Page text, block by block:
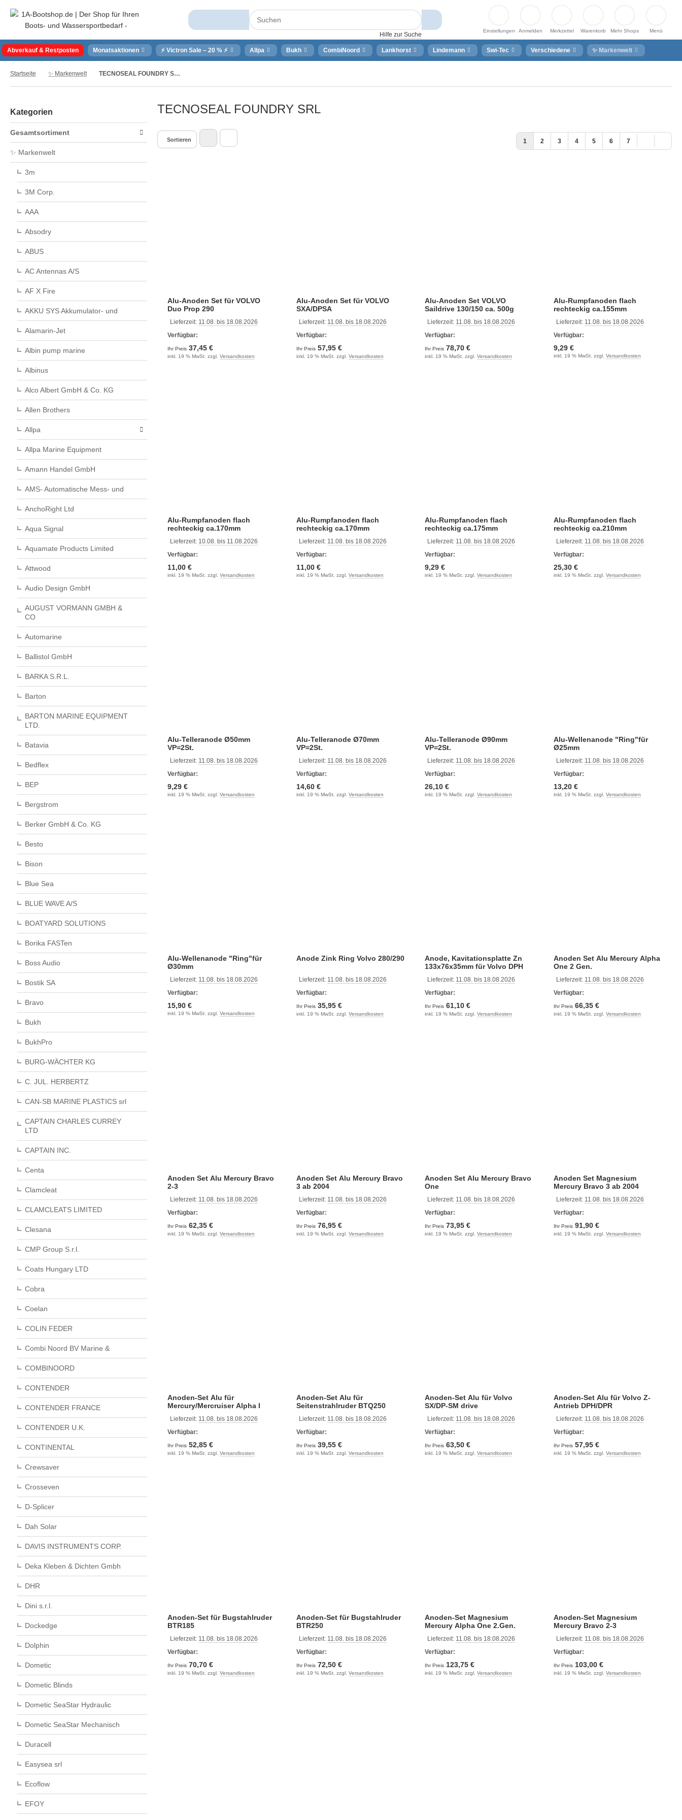
Hilfe zur Suche Einstellungen Anmelden Merkzettel Warenkorb Mehr Shops Menü
Abverkauf & Restposten Monatsaktionen ⚡ Victron Sale – 20 % ⚡ Allpa Bukh CombiNoord Lankhorst Lindemann Swi-Tec Verschiedene ✨ Markenwelt
Startseite ✨ Markenwelt TECNOSEAL FOUNDRY SRL
Kategorien
Gesamtsortiment
✨ Markenwelt
3m
3M Corp.
AAA
Absodry
ABUS
AC Antennas A/S
AF X Fire
AKKU SYS Akkumulator- und
Alamarin-Jet
Albin pump marine
Albinus
Alco Albert GmbH & Co. KG
Allen Brothers
Allpa
Allpa Marine Equipment
Amann Handel GmbH
AMS- Automatische Mess- und
AnchoRight Ltd
Aqua Signal
Aquamate Products Limited
Attwood
Audio Design GmbH
AUGUST VORMANN GMBH &
CO
Automarine
Ballistol GmbH
BARKA S.R.L.
Barton
BARTON MARINE EQUIPMENT
LTD.
Batavia
Bedflex
BEP
Bergstrom
Berker GmbH & Co. KG
Besto
Bison
Blue Sea
BLUE WAVE A/S
BOATYARD SOLUTIONS
Borika FASTen
Boss Audio
Bostik SA
Bravo
Bukh
BukhPro
BURG-WÄCHTER KG
C. JUL. HERBERTZ
CAN-SB MARINE PLASTICS srl
CAPTAIN CHARLES CURREY
LTD
CAPTAIN INC.
Centa
Clamcleat
CLAMCLEATS LIMITED
Clesana
CMP Group S.r.l.
Coats Hungary LTD
Cobra
Coelan
COLIN FEDER
Combi Noord BV Marine &
COMBINOORD
CONTENDER
CONTENDER FRANCE
CONTENDER U.K.
CONTINENTAL
Crewsaver
Crosseven
D-Splicer
Dah Solar
DAVIS INSTRUMENTS CORP.
Deka Kleben & Dichten Gmbh
DHR
Dini s.r.l.
Dockedge
Dolphin
Dometic
Dometic Blinds
Dometic SeaStar Hydraulic
Dometic SeaStar Mechanisch
Duracell
Easysea srl
Ecoflow
EFOY
TECNOSEAL FOUNDRY SRL
Sortieren 1 2 3 4 5 6 7
Alu-Anoden Set für VOLVO
Duo Prop 290
Lieferzeit: 11.08. bis 18.08.2026
Verfügbar:
Ihr Preis 37,45 €
inkl. 19 % MwSt. zzgl. Versandkosten
Alu-Anoden Set für VOLVO
SXA/DPSA
Lieferzeit: 11.08. bis 18.08.2026
Verfügbar:
Ihr Preis 57,95 €
inkl. 19 % MwSt. zzgl. Versandkosten
Alu-Anoden Set VOLVO
Saildrive 130/150 ca. 500g
Lieferzeit: 11.08. bis 18.08.2026
Verfügbar:
Ihr Preis 78,70 €
inkl. 19 % MwSt. zzgl. Versandkosten
Alu-Rumpfanoden flach
rechteckig ca.155mm
Lieferzeit: 11.08. bis 18.08.2026
Verfügbar:
9,29 €
inkl. 19 % MwSt. zzgl. Versandkosten
Alu-Rumpfanoden flach
rechteckig ca.170mm
Lieferzeit: 10.08. bis 11.08.2026
Verfügbar:
11,00 €
inkl. 19 % MwSt. zzgl. Versandkosten
Alu-Rumpfanoden flach
rechteckig ca.170mm
Lieferzeit: 11.08. bis 18.08.2026
Verfügbar:
11,00 €
inkl. 19 % MwSt. zzgl. Versandkosten
Alu-Rumpfanoden flach
rechteckig ca.175mm
Lieferzeit: 11.08. bis 18.08.2026
Verfügbar:
9,29 €
inkl. 19 % MwSt. zzgl. Versandkosten
Alu-Rumpfanoden flach
rechteckig ca.210mm
Lieferzeit: 11.08. bis 18.08.2026
Verfügbar:
25,30 €
inkl. 19 % MwSt. zzgl. Versandkosten
Alu-Telleranode Ø50mm
VP=2St.
Lieferzeit: 11.08. bis 18.08.2026
Verfügbar:
9,29 €
inkl. 19 % MwSt. zzgl. Versandkosten
Alu-Telleranode Ø70mm
VP=2St.
Lieferzeit: 11.08. bis 18.08.2026
Verfügbar:
14,60 €
inkl. 19 % MwSt. zzgl. Versandkosten
Alu-Telleranode Ø90mm
VP=2St.
Lieferzeit: 11.08. bis 18.08.2026
Verfügbar:
26,10 €
inkl. 19 % MwSt. zzgl. Versandkosten
Alu-Wellenanode "Ring"für
Ø25mm
Lieferzeit: 11.08. bis 18.08.2026
Verfügbar:
13,20 €
inkl. 19 % MwSt. zzgl. Versandkosten
Alu-Wellenanode "Ring"für
Ø30mm
Lieferzeit: 11.08. bis 18.08.2026
Verfügbar:
15,90 €
inkl. 19 % MwSt. zzgl. Versandkosten
Anode Zink Ring Volvo 280/290
Lieferzeit: 11.08. bis 18.08.2026
Verfügbar:
Ihr Preis 35,95 €
inkl. 19 % MwSt. zzgl. Versandkosten
Anode, Kavitationsplatte Zn
133x76x35mm für Volvo DPH
Lieferzeit: 11.08. bis 18.08.2026
Verfügbar:
Ihr Preis 61,10 €
inkl. 19 % MwSt. zzgl. Versandkosten
Anoden Set Alu Mercury Alpha
One 2 Gen.
Lieferzeit: 11.08. bis 18.08.2026
Verfügbar:
Ihr Preis 66,35 €
inkl. 19 % MwSt. zzgl. Versandkosten
Anoden Set Alu Mercury Bravo
2-3
Lieferzeit: 11.08. bis 18.08.2026
Verfügbar:
Ihr Preis 62,35 €
inkl. 19 % MwSt. zzgl. Versandkosten
Anoden Set Alu Mercury Bravo
3 ab 2004
Lieferzeit: 11.08. bis 18.08.2026
Verfügbar:
Ihr Preis 76,95 €
inkl. 19 % MwSt. zzgl. Versandkosten
Anoden Set Alu Mercury Bravo
One
Lieferzeit: 11.08. bis 18.08.2026
Verfügbar:
Ihr Preis 73,95 €
inkl. 19 % MwSt. zzgl. Versandkosten
Anoden Set Magnesium
Mercury Bravo 3 ab 2004
Lieferzeit: 11.08. bis 18.08.2026
Verfügbar:
Ihr Preis 91,90 €
inkl. 19 % MwSt. zzgl. Versandkosten
Anoden-Set Alu für
Mercury/Mercruiser Alpha I
Lieferzeit: 11.08. bis 18.08.2026
Verfügbar:
Ihr Preis 52,85 €
inkl. 19 % MwSt. zzgl. Versandkosten
Anoden-Set Alu für
Seitenstrahlruder BTQ250
Lieferzeit: 11.08. bis 18.08.2026
Verfügbar:
Ihr Preis 39,55 €
inkl. 19 % MwSt. zzgl. Versandkosten
Anoden-Set Alu für Volvo
SX/DP-SM drive
Lieferzeit: 11.08. bis 18.08.2026
Verfügbar:
Ihr Preis 63,50 €
inkl. 19 % MwSt. zzgl. Versandkosten
Anoden-Set Alu für Volvo Z-
Antrieb DPH/DPR
Lieferzeit: 11.08. bis 18.08.2026
Verfügbar:
Ihr Preis 57,95 €
inkl. 19 % MwSt. zzgl. Versandkosten
Anoden-Set für Bugstahlruder
BTR185
Lieferzeit: 11.08. bis 18.08.2026
Verfügbar:
Ihr Preis 70,70 €
inkl. 19 % MwSt. zzgl. Versandkosten
Anoden-Set für Bugstahlruder
BTR250
Lieferzeit: 11.08. bis 18.08.2026
Verfügbar:
Ihr Preis 72,50 €
inkl. 19 % MwSt. zzgl. Versandkosten
Anoden-Set Magnesium
Mercury Alpha One 2.Gen.
Lieferzeit: 11.08. bis 18.08.2026
Verfügbar:
Ihr Preis 123,75 €
inkl. 19 % MwSt. zzgl. Versandkosten
Anoden-Set Magnesium
Mercury Bravo 2-3
Lieferzeit: 11.08. bis 18.08.2026
Verfügbar:
Ihr Preis 103,00 €
inkl. 19 % MwSt. zzgl. Versandkosten